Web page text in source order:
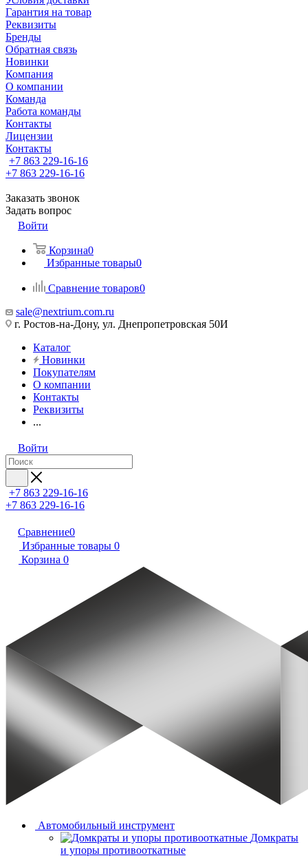
Гарантия на товар
Реквизиты
Бренды
Обратная связь
Новинки
Компания
О компании
Команда
Работа команды
Контакты
Лицензии
Контакты
+7 863 229-16-16
+7 863 229-16-16
Заказать звонок
Задать вопрос
Войти
Корзина0
Избранные товары0
Сравнение товаров0
sale@nextrium.com.ru
г. Ростов-на-Дону, ул. Днепропетровская 50И
Каталог
Новинки
Покупателям
О компании
Контакты
Реквизиты
...
Войти
+7 863 229-16-16
+7 863 229-16-16
Сравнение0
Избранные товары 0
Корзина 0
Автомобильный инструмент
Домкраты
и упоры противооткатные